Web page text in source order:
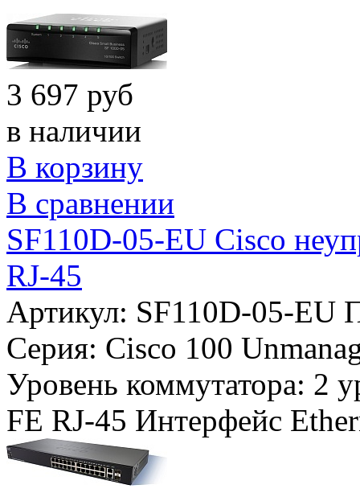
3 697 руб
в наличии
В корзину
В сравнении
SF110D-05-EU Cisco
RJ-45
Артикул: SF110D-05-EU
Серия: Cisco 100
Уровень коммутатора: 2
FE RJ-45 Интерфейс